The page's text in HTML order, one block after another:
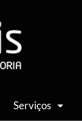
Serviços